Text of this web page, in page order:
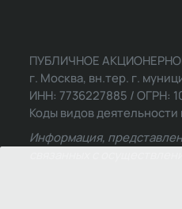
ПУБЛИЧНОЕ
г. Москва, вн.тер. г.
ИНН: 7736227885 / ОГРН:
Коды видов
Информация,